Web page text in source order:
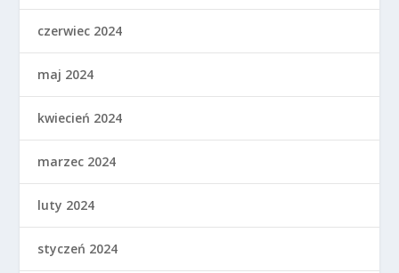
czerwiec 2024
maj 2024
kwiecień 2024
marzec 2024
luty 2024
styczeń 2024